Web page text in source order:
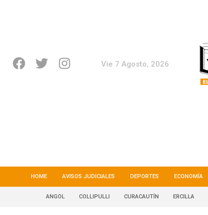
Vie 7 Agosto, 2026
HOME AVISOS JUDICIALES DEPORTES ECONOMÍA
ANGOL COLLIPULLI CURACAUTÍN ERCILLA